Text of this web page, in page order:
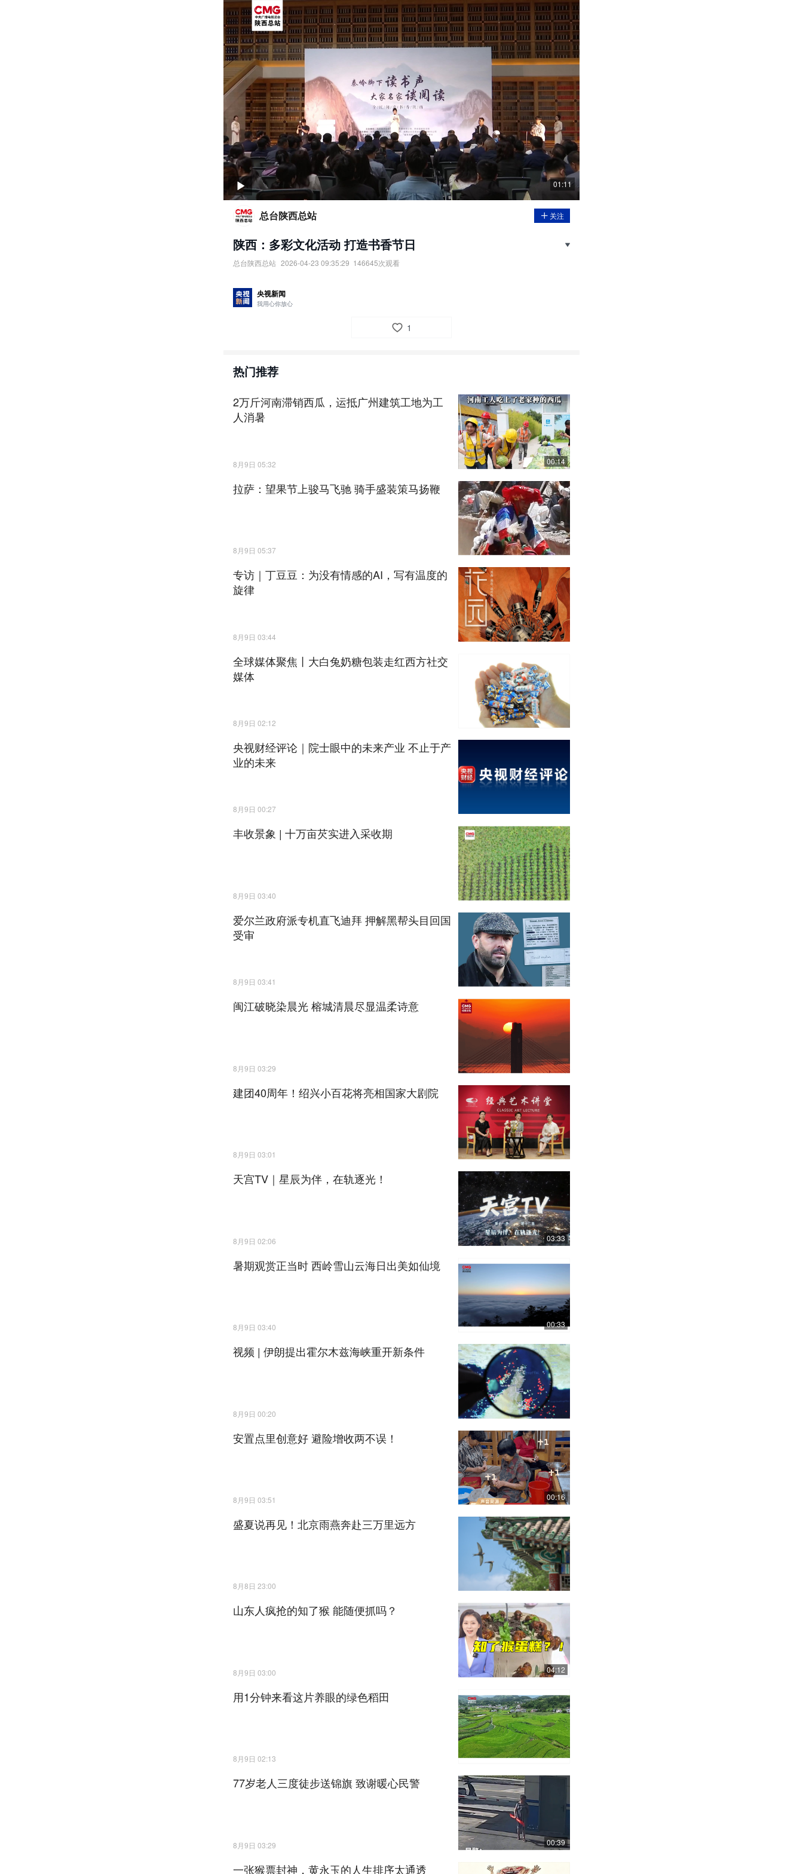
01:11
总台陕西总站 关注
陕西：多彩文化活动 打造书香节日
总台陕西总站 2026-04-23 09:35:29 146645次观看
连日来，陕西各地通过朗诵、展览、市集等丰富多彩的文化活动，打造精彩纷呈的书香节
日。（监制：李亚玮 侯涛｜记者：吴成轩 崔刚｜协作：铜川融媒 衡方汉｜新闻线索联系邮
央视新闻
我用心你放心
1
热门推荐
2万斤河南滞销西瓜，运抵广州建筑工地为工
人消暑
8月9日 05:32 00:14
拉萨：望果节上骏马飞驰 骑手盛装策马扬鞭
8月9日 05:37
专访｜丁豆豆：为没有情感的AI，写有温度的
旋律
8月9日 03:44
全球媒体聚焦丨大白兔奶糖包装走红西方社交
媒体
8月9日 02:12
央视财经评论｜院士眼中的未来产业 不止于产
业的未来
8月9日 00:27
丰收景象 | 十万亩芡实进入采收期
8月9日 03:40
爱尔兰政府派专机直飞迪拜 押解黑帮头目回国
受审
8月9日 03:41
闽江破晓染晨光 榕城清晨尽显温柔诗意
8月9日 03:29
建团40周年！绍兴小百花将亮相国家大剧院
8月9日 03:01
天宫TV｜星辰为伴，在轨逐光！
8月9日 02:06 03:33
暑期观赏正当时 西岭雪山云海日出美如仙境
8月9日 03:40 00:33
视频 | 伊朗提出霍尔木兹海峡重开新条件
8月9日 00:20
安置点里创意好 避险增收两不误！
8月9日 03:51 00:16
盛夏说再见！北京雨燕奔赴三万里远方
8月8日 23:00
山东人疯抢的知了猴 能随便抓吗？
8月9日 03:00 04:12
用1分钟来看这片养眼的绿色稻田
8月9日 02:13
77岁老人三度徒步送锦旗 致谢暖心民警
8月9日 03:29 00:39
一张猴票封神，黄永玉的人生排序太通透